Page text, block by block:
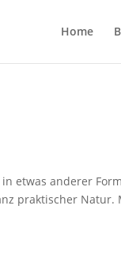
Home
etwas anderer
praktischer Natur.